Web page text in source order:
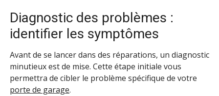
Diagnostic des problèmes :
identifier les symptômes
Avant de se lancer dans des réparations, un diagnostic
minutieux est de mise. Cette étape initiale vous
permettra de cibler le problème spécifique de votre
porte de garage.